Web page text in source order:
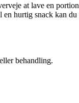
at lave en portion
hurtig snack kan
behandling.